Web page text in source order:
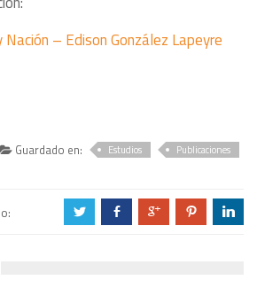
– Edison González Lapeyre
Guardado en: Estudios Publicaciones
a b c d j